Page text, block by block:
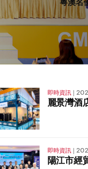
即時資訊❘
麗景灣酒
即時資訊❘
陽江市經